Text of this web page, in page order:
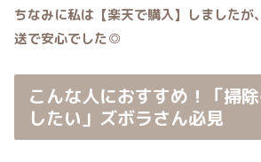
ちなみに私は【楽天で購入】しましたが
送で安心でした◎
こんな人におすすめ！「掃
したい」ズボラさん必見